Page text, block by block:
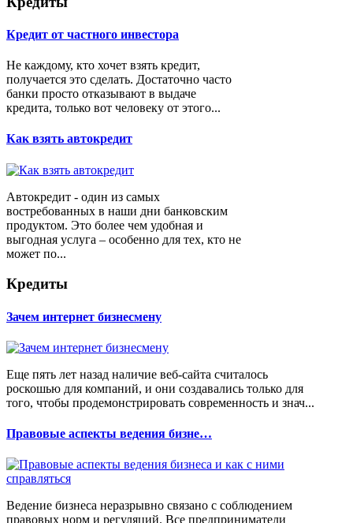
Кредит от частного инвестора
Не каждому, кто хочет взять кредит,
получается это сделать. Достаточно часто
банки просто отказывают в выдаче
кредита, только вот человеку от этого...
Как взять автокредит
Автокредит - один из самых
востребованных в наши дни банковским
продуктом. Это более чем удобная и
выгодная услуга – особенно для тех, кто не
может по...
Кредиты
Зачем интернет бизнесмену
Еще пять лет назад наличие веб-сайта считалось
роскошью для компаний, и они создавались только для
того, чтобы продемонстрировать современность и знач...
Правовые аспекты ведения бизне…
Ведение бизнеса неразрывно связано с соблюдением
правовых норм и регуляций. Все предприниматели